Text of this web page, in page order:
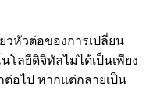
วหัวต่อของการเปลี่ยน
โลยีดิจิทัลไม่ได้เป็นเพียง
อไป หากแต่กลายเป็น